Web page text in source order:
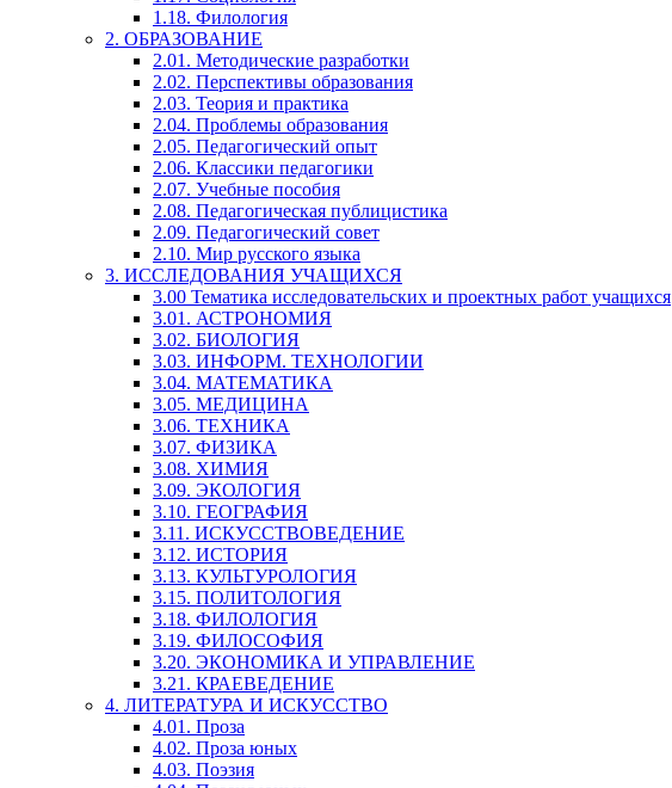
1.18. Филология
2. ОБРАЗОВАНИЕ
2.01. Методические разработки
2.02. Перспективы образования
2.03. Теория и практика
2.04. Проблемы образования
2.05. Педагогический опыт
2.06. Классики педагогики
2.07. Учебные пособия
2.08. Педагогическая публицистика
2.09. Педагогический совет
2.10. Мир русского языка
3. ИССЛЕДОВАНИЯ УЧАЩИХСЯ
3.00 Тематика исследовательских и проектных работ учащихся
3.01. АСТРОНОМИЯ
3.02. БИОЛОГИЯ
3.03. ИНФОРМ. ТЕХНОЛОГИИ
3.04. МАТЕМАТИКА
3.05. МЕДИЦИНА
3.06. ТЕХНИКА
3.07. ФИЗИКА
3.08. ХИМИЯ
3.09. ЭКОЛОГИЯ
3.10. ГЕОГРАФИЯ
3.11. ИСКУССТВОВЕДЕНИЕ
3.12. ИСТОРИЯ
3.13. КУЛЬТУРОЛОГИЯ
3.15. ПОЛИТОЛОГИЯ
3.18. ФИЛОЛОГИЯ
3.19. ФИЛОСОФИЯ
3.20. ЭКОНОМИКА И УПРАВЛЕНИЕ
3.21. КРАЕВЕДЕНИЕ
4. ЛИТЕРАТУРА И ИСКУССТВО
4.01. Проза
4.02. Проза юных
4.03. Поэзия